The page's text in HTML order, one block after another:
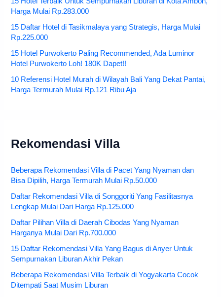
Harga Mulai Rp.283.000
15 Daftar Hotel di Tasikmalaya yang Strategis, Harga Mulai
Rp.225.000
15 Hotel Purwokerto Paling Recommended, Ada Luminor
Hotel Purwokerto Loh! 180K Dapet!!
10 Referensi Hotel Murah di Wilayah Bali Yang Dekat Pantai,
Harga Termurah Mulai Rp.121 Ribu Aja
Rekomendasi Villa
Beberapa Rekomendasi Villa di Pacet Yang Nyaman dan
Bisa Dipilih, Harga Termurah Mulai Rp.50.000
Daftar Rekomendasi Villa di Songgoriti Yang Fasilitasnya
Lengkap Mulai Dari Harga Rp.125.000
Daftar Pilihan Villa di Daerah Cibodas Yang Nyaman
Harganya Mulai Dari Rp.700.000
15 Daftar Rekomendasi Villa Yang Bagus di Anyer Untuk
Sempurnakan Liburan Akhir Pekan
Beberapa Rekomendasi Villa Terbaik di Yogyakarta Cocok
Ditempati Saat Musim Liburan